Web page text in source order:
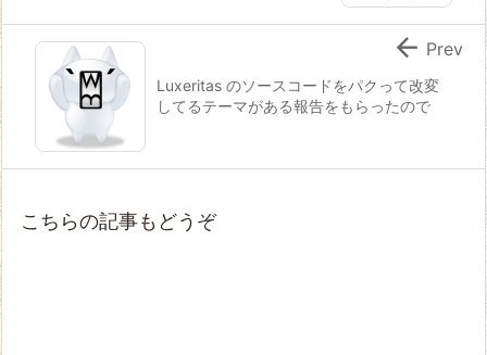
Luxeritas のソースコードをパクって改変
してるテーマがある報告をもらったので
 Prev
こちらの記事もどうぞ